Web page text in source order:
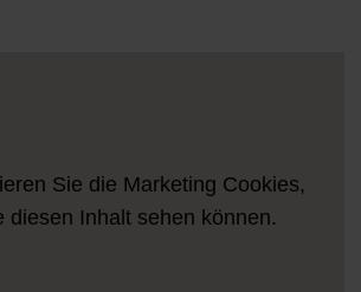
Sie die Marketing Cookies,
diesen Inhalt sehen können.